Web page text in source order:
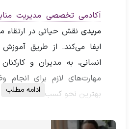
آکادمی تخصصی مدیریت
مریدی نقش حیاتی در ارتقاء
ایفا می‌کند. از طریق آموزش
انسانی، به مدیران و
مهارت‌های لازم برای انجام
بهترین نحو کسب کنند.ادامه مطلب